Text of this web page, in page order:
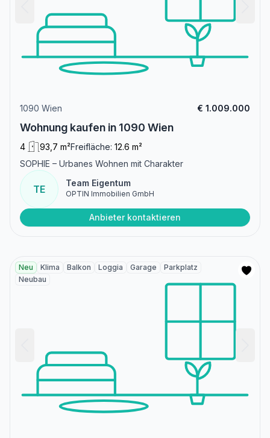
1090 Wien € 1.009.000
Wohnung kaufen in 1090 Wien
4 93,7 m²Freifläche: 12.6 m²
SOPHIE – Urbanes Wohnen mit Charakter
TE
Team Eigentum
OPTIN Immobilien GmbH
Anbieter kontaktieren
Neu Klima Balkon Loggia Garage
Parkplatz
Neubau